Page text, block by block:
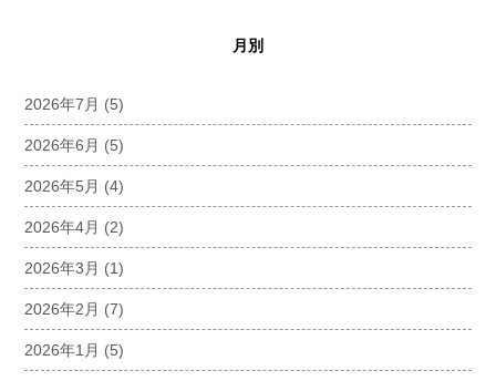
月別
2026年7月 (5)
2026年6月 (5)
2026年5月 (4)
2026年4月 (2)
2026年3月 (1)
2026年2月 (7)
2026年1月 (5)